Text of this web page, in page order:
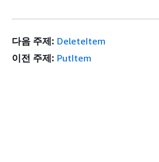
다음 주제: DeleteItem
이전 주제: PutItem